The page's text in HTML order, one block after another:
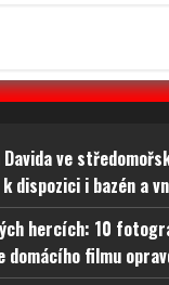
ve
k dispozici i bazén a
hercích: 10
domácího filmu